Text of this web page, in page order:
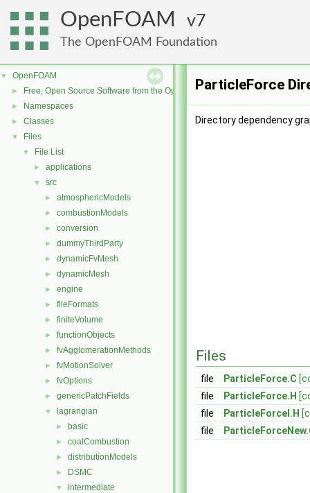
OpenFOAM 7
The OpenFOAM Foundation
▼ OpenFOAM
► Free, Open Source Software from the OpenFOAM Foundation
► Namespaces
► Classes
▼ Files
▼ File List
► applications
▼ src
► atmosphericModels
► combustionModels
► conversion
► dummyThirdParty
► dynamicFvMesh
► dynamicMesh
► engine
► fileFormats
► finiteVolume
► functionObjects
► fvAgglomerationMethods
► fvMotionSolver
► fvOptions
► genericPatchFields
▼ lagrangian
► basic
► coalCombustion
► distributionModels
► DSMC
▼ intermediate
ParticleForce
Directory dependency
Files
file ParticleForce.C
file
ParticleForce.H
file
ParticleForceI.H
file